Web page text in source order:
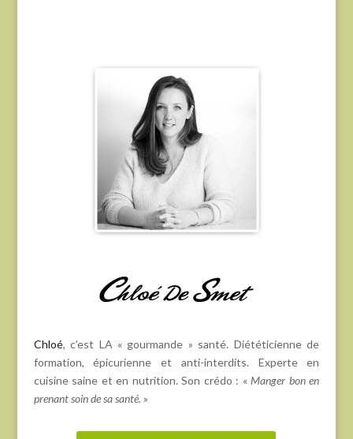
Chloé, c’est LA « gourmande » santé. Diététicienne de
formation, épicurienne et anti-interdits. Experte en
cuisine saine et en nutrition. Son crédo : « Manger bon en
prenant soin de sa santé. »